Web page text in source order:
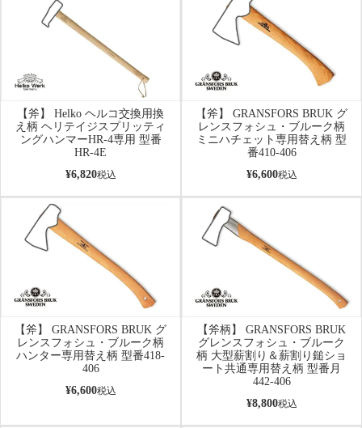
【斧】 Helko ヘルコ交換用換
え柄 ヘリテイジスプリッティ
ングハンマーHR-4専用 型番
HR-4E
¥6,820税込
【斧】 GRANSFORS BRUK グ
レンスフォシュ・ブルーク柄
ミニハチェット専用替え柄 型
番410-406
¥6,600税込
【斧】 GRANSFORS BRUK グ
レンスフォシュ・ブルーク柄
ハンター専用替え柄 型番418-
406
¥6,600税込
【斧柄】 GRANSFORS BRUK
グレンスフォシュ・ブルーク
柄 大型薪割り＆薪割り鎚ショ
ート共通専用替え柄 型番月
442-406
¥8,800税込